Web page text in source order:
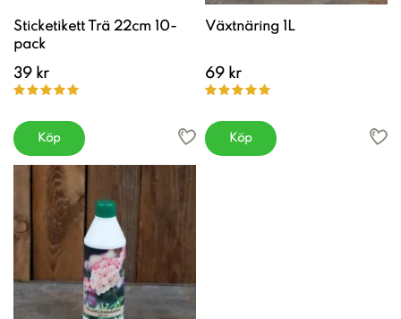
Sticketikett Trä 22cm 10-
pack
39 kr
Köp
Växtnäring 1L
69 kr
Köp